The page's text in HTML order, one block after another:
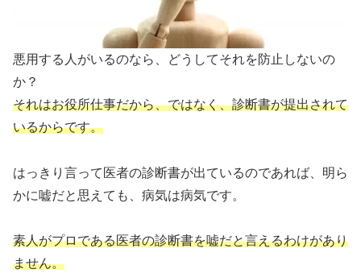
悪用する人がいるのなら、どうしてそれを防止しないの
か？
それはお役所仕事だから、ではなく、診断書が提出されて
いるからです。
はっきり言って医者の診断書が出ているのであれば、明ら
かに嘘だと思えても、病気は病気です。
素人がプロである医者の診断書を嘘だと言えるわけがあり
ません。